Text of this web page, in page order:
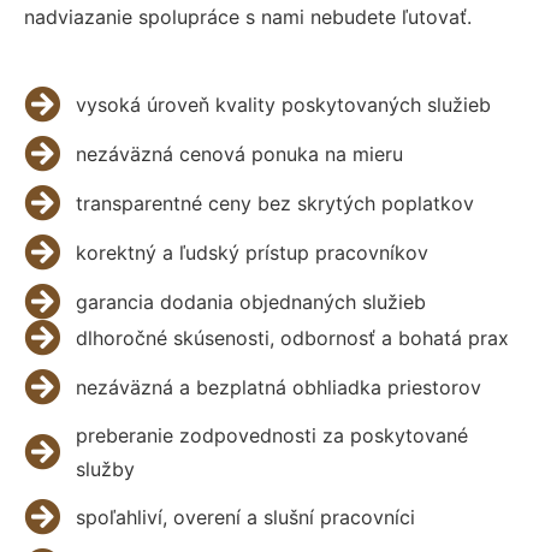
nadviazanie spolupráce s nami nebudete ľutovať.
vysoká úroveň kvality poskytovaných služieb
nezáväzná cenová ponuka na mieru
transparentné ceny bez skrytých poplatkov
korektný a ľudský prístup pracovníkov
garancia dodania objednaných služieb
dlhoročné skúsenosti, odbornosť a bohatá prax
nezáväzná a bezplatná obhliadka priestorov
preberanie zodpovednosti za poskytované
služby
spoľahliví, overení a slušní pracovníci